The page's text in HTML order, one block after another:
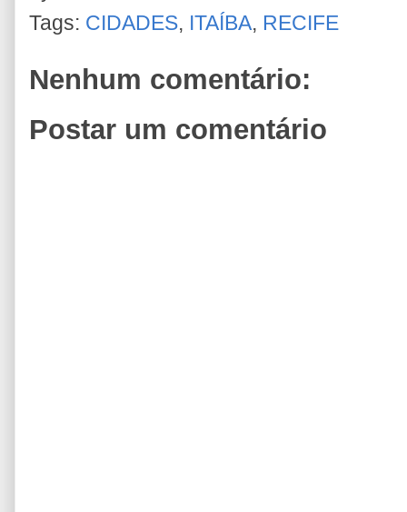
Tags: CIDADES, ITAÍBA, RECIFE
Nenhum comentário:
Postar um comentário